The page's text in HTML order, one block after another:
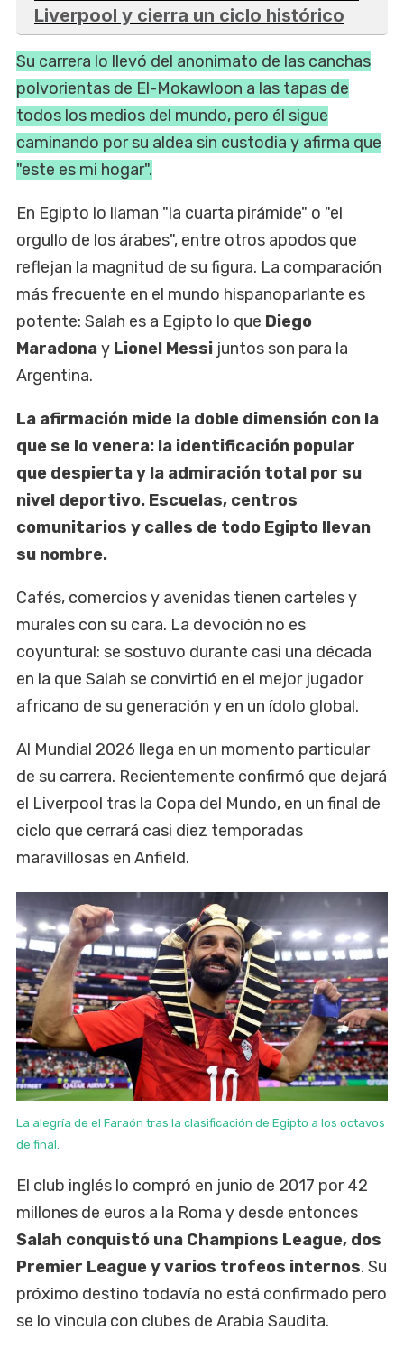
Liverpool y cierra un ciclo histórico
Su carrera lo llevó del anonimato de las canchas
polvorientas de El-Mokawloon a las tapas de
todos los medios del mundo, pero él sigue
caminando por su aldea sin custodia y afirma que
"este es mi hogar".
En Egipto lo llaman "la cuarta pirámide" o "el
orgullo de los árabes", entre otros apodos que
reflejan la magnitud de su figura. La comparación
más frecuente en el mundo hispanoparlante es
potente: Salah es a Egipto lo que Diego
Maradonay Lionel Messi juntos son para la
Argentina.
La afirmación mide la doble dimensión con la
que se lo venera: la identificación popular
que despierta y la admiración total por su
nivel deportivo. Escuelas, centros
comunitarios y calles de todo Egipto llevan
su nombre.
Cafés, comercios y avenidas tienen carteles y
murales con su cara. La devoción no es
coyuntural: se sostuvo durante casi una década
en la que Salah se convirtió en el mejor jugador
africano de su generación y en un ídolo global.
Al Mundial 2026 llega en un momento particular
de su carrera. Recientemente confirmó que dejará
el Liverpool tras la Copa del Mundo, en un final de
ciclo que cerrará casi diez temporadas
maravillosas en Anfield.
La alegría de el Faraón tras la clasificación de Egipto a los octavos
de final.
El club inglés lo compró en junio de 2017 por 42
millones de euros a la Roma y desde entonces
Salah conquistó una Champions League, dos
Premier League y varios trofeos internos. Su
próximo destino todavía no está confirmado pero
se lo vincula con clubes de Arabia Saudita.